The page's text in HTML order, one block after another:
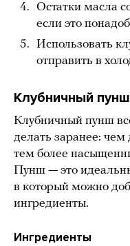
Остатки масла
если это
Использовать
отправить в
Клубничный
Клубничный пунш
делать заранее: чем
тем более
Пунш — это
в который можно
ингредиенты.
Ингредиенты